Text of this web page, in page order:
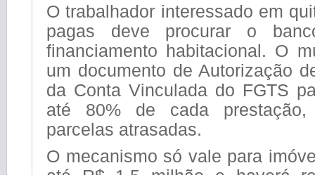
O trabalhador interessado em
pagas deve procurar o
financiamento habitacional. O
um documento de Autorização
da Conta Vinculada do FGTS
até 80% de cada
parcelas atrasadas.
O mecanismo só vale para